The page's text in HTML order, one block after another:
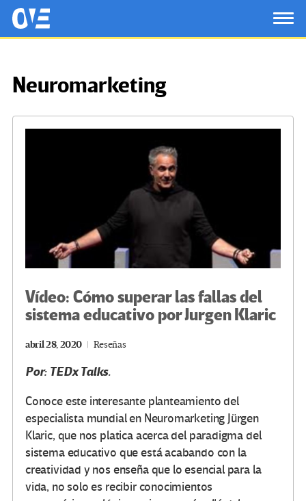
Saltar al contenido principal
OtrasVocesenEducacion.org
Neuromarketing
Vídeo: Cómo superar las fallas del
sistema educativo por Jurgen Klaric
abril 28, 2020 Reseñas
Por: TEDx Talks.
Conoce este interesante planteamiento del
especialista mundial en Neuromarketing Jürgen
Klaric, que nos platica acerca del paradigma del
sistema educativo que está acabando con la
creatividad y nos enseña que lo esencial para la
vida, no solo es recibir conocimientos